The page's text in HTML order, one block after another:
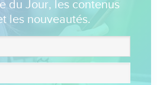
du Jour, les contenus
les nouveautés.